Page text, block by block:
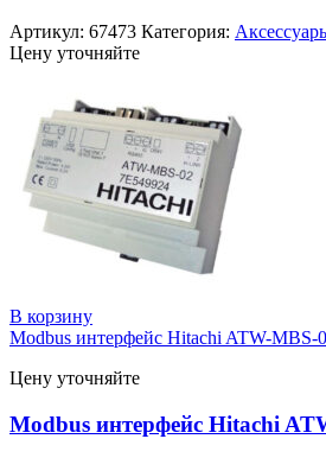
Артикул: 67473 Категория:
Цену уточняйте
В корзину
Modbus интерфейс Hitachi ATW-MBS-
Цену уточняйте
Modbus интерфейс Hitachi